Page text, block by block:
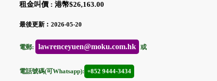
租金叫價 : 港幣$26,163.00
最後更新︰2026-05-20
電郵: lawrenceyuen@moku.com.hk 或
電話號碼(可Whatsapp): +852 9444-3434